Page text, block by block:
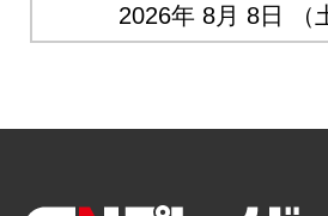
2026年 8月 8日 （